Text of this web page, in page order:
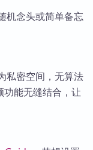
机念头或简单备忘
私密空间，无算法
能无缝结合，让